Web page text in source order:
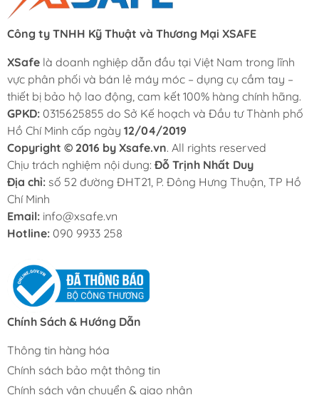
Công ty TNHH Kỹ Thuật và Thương Mại XSAFE
XSafe là doanh nghiệp dẫn đầu tại Việt Nam trong lĩnh
vực phân phối và bán lẻ máy móc – dụng cụ cầm tay –
thiết bị bảo hộ lao động, cam kết 100% hàng chính hãng.
GPKD: 0315625855 do Sở Kế hoạch và Đầu tư Thành phố
Hồ Chí Minh cấp ngày 12/04/2019
Copyright © 2016 by Xsafe.vn. All rights reserved
Chịu trách nghiệm nội dung: Đỗ Trịnh Nhất Duy
Địa chỉ: số 52 đường ĐHT21, P. Đông Hưng Thuận, TP Hồ
Chí Minh
Email: info@xsafe.vn
Hotline: 090 9933 258
Chính Sách & Hướng Dẫn
Thông tin hàng hóa
Chính sách bảo mật thông tin
Chính sách vận chuyển & giao nhận